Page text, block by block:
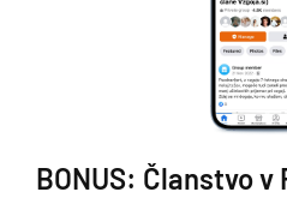
BONUS: Članstvo